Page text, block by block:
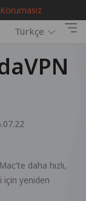
Korumasız
Türkçe
daha hızlı,
için yeniden